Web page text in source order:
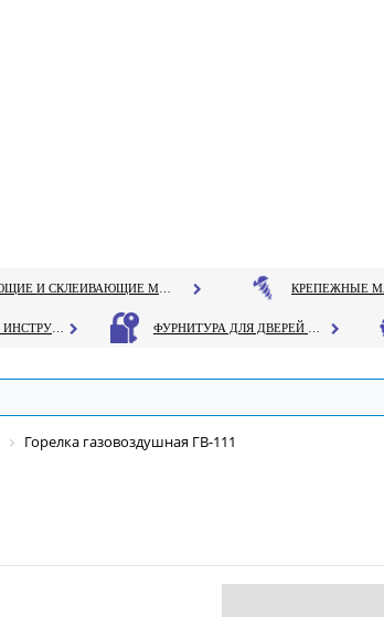
Горелка газовоздушная ГВ-111